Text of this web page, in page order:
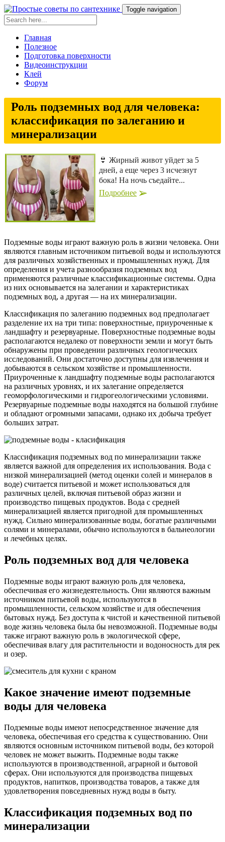
Toggle navigation
Главная
Полезное
Подготовка поверхности
Видеоинструкции
Клей
Форум
Роль подземных вод для человека:
классификация по залеганию и
минерализации
👙 Жирный живот уйдет за 5
дней, а еще через 3 исчезнут
бока! На ночь съедайте...
Подробнее
Подземные воды играют важную роль в жизни человека. Они
являются главным источником питьевой воды и используются
для различных хозяйственных и промышленных нужд. Для
определения и учета разнообразия подземных вод
применяются различные классификационные системы. Одна
из них основывается на залегании и характеристиках
подземных вод, а другая — на их минерализации.
Классификация по залеганию подземных вод предполагает
разделение их на три типа: поверхностные, приуроченные к
ландшафту и резервуарные. Поверхностные подземные воды
располагаются недалеко от поверхности земли и могут быть
обнаружены при проведении различных геологических
исследований. Они достаточно доступны для извлечения и
добываются в сельском хозяйстве и промышленности.
Приуроченные к ландшафту подземные воды располагаются
на различных уровнях, и их залегание определяется
геоморфологическими и гидрогеологическими условиями.
Резервуарные подземные воды находятся на большой глубине
и обладают огромными запасами, однако их добыча требует
больших затрат.
Классификация подземных вод по минерализации также
является важной для определения их использования. Вода с
низкой минерализацией (метод оценки солей и минералов в
воде) считается питьевой и может использоваться для
различных целей, включая питьевой образ жизни и
производство пищевых продуктов. Вода с средней
минерализацией является пригодной для промышленных
нужд. Сильно минерализованные воды, богатые различными
солями и минералами, обычно используются в бальнеологии
и лечебных целях.
Роль подземных вод для человека
Подземные воды играют важную роль для человека,
обеспечивая его жизнедеятельность. Они являются важным
источником питьевой воды, используются в
промышленности, сельском хозяйстве и для обеспечения
бытовых нужд. Без доступа к чистой и качественной питьевой
воде жизнь человека была бы невозможной. Подземные воды
также играют важную роль в экологической сфере,
обеспечивая влагу для растительности и водоносность для рек
и озер.
Какое значение имеют подземные
воды для человека
Подземные воды имеют непосредственное значение для
человека, обеспечивая его средства к существованию. Они
являются основным источником питьевой воды, без которой
человек не может выжить. Подземные воды также
используются в производственной, аграрной и бытовой
сферах. Они используются для производства пищевых
продуктов, напитков, производства товаров, а также для
удовлетворения повседневных нужд воды в быту.
Классификация подземных вод по
минерализации